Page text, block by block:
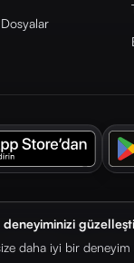
daha iyi bir
Media. Tüm hakları